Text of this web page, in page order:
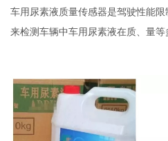
车用尿素液质量传感器是驾驶性能
来检测车辆中车用尿素液在质、量等